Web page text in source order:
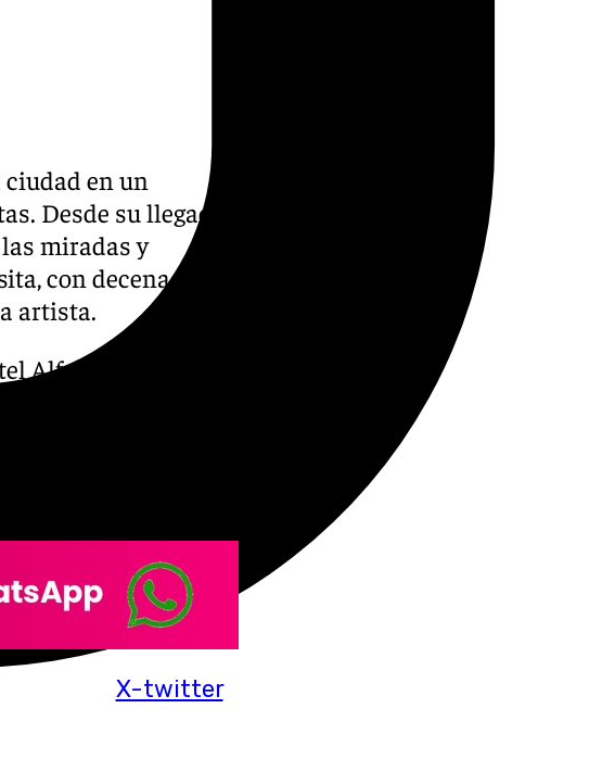
X-twitter
ciudad en un
Desde su llegada
miradas y
con decenas de
artista.
Alfonso XIII, donde
de conseguir
Rosalía aprovechó
del centro histórico
sociales.